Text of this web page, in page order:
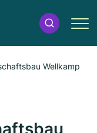
Wellkamp